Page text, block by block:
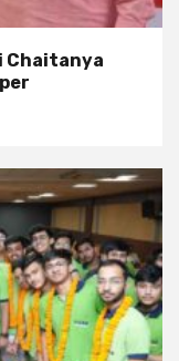
Chaitanya